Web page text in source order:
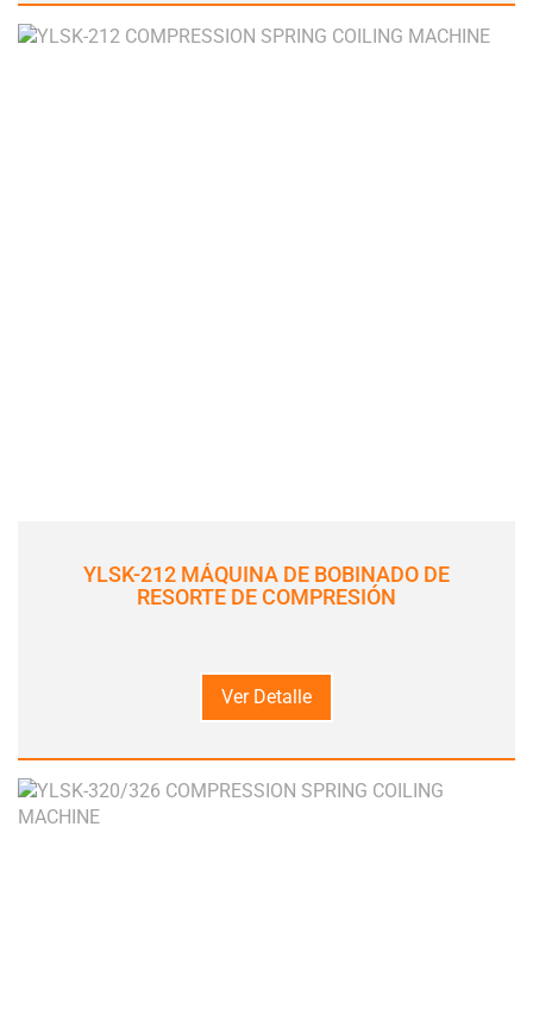
YLSK-212 MÁQUINA DE BOBINADO DE
RESORTE DE COMPRESIÓN
Ver Detalle